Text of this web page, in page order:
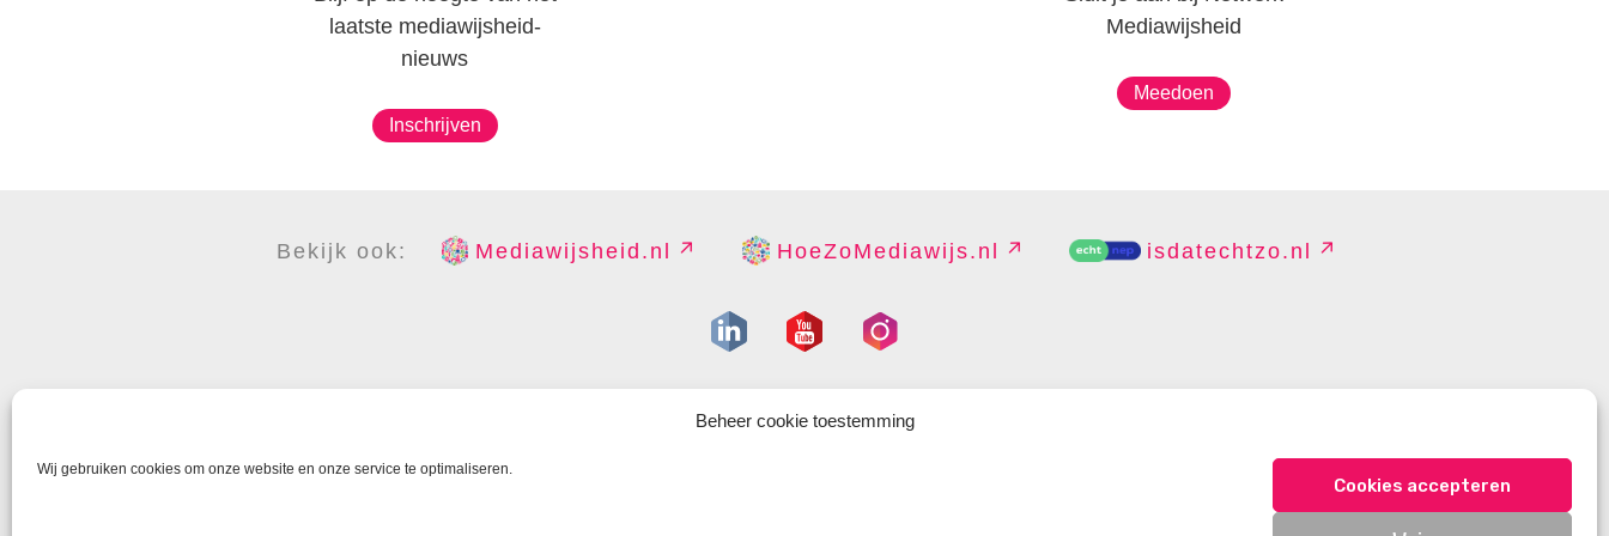
Beheer cookie toestemming
Wij gebruiken cookies om onze website en onze service te optimaliseren.
Cookies accepteren
laatste mediawijsheid-
nieuws
Inschrijven
Mediawijsheid
Meedoen
Bekijk ook: Mediawijsheid.nl HoeZoMediawijs.nl isdatechtzo.nl